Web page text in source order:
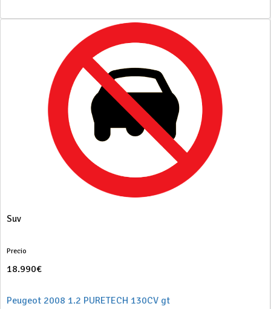
Suv
Precio
18.990€
Peugeot 2008 1.2 PURETECH 130CV gt